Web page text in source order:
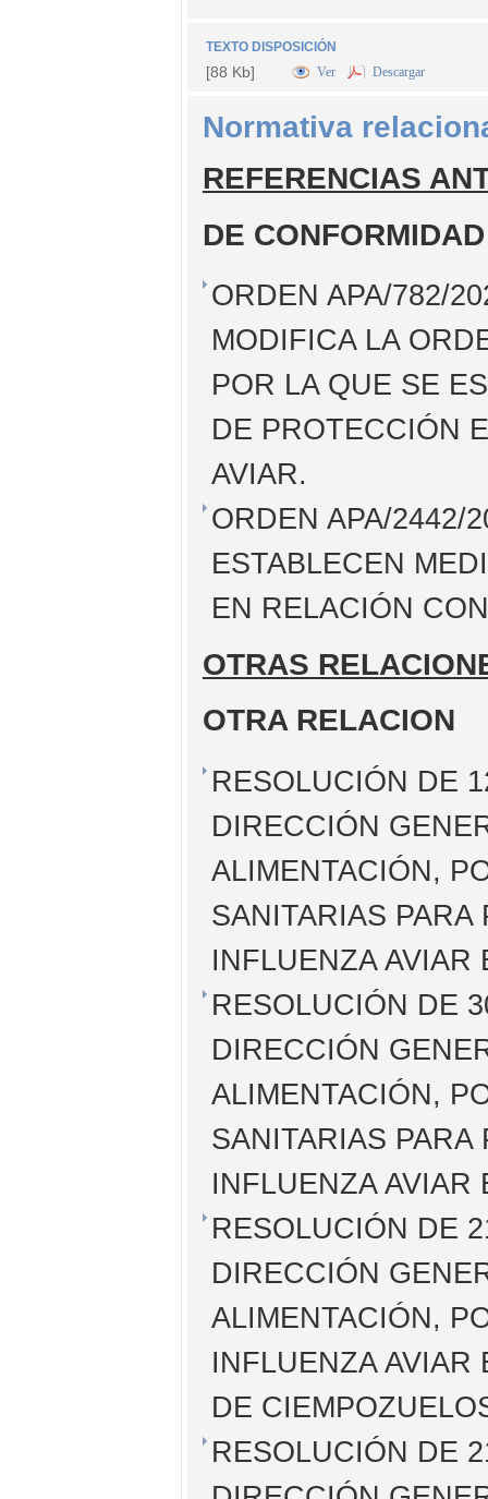
TEXTO DISPOSICIÓN
[88 Kb] Ver Descargar
Normativa
REFERENCIAS
DE
ORDEN APA/782/
MODIFICA LA
POR LA QUE SE
DE PROTECCIÓN
AVIAR.
ORDEN APA/2442/
ESTABLECEN
EN RELACIÓN
OTRAS
OTRA RELACION
RESOLUCIÓN DE
DIRECCIÓN
ALIMENTACIÓN,
SANITARIAS
INFLUENZA AVIAR
RESOLUCIÓN DE
DIRECCIÓN
ALIMENTACIÓN,
SANITARIAS
INFLUENZA AVIAR
RESOLUCIÓN DE
DIRECCIÓN
ALIMENTACIÓN,
INFLUENZA AVIAR
DE
RESOLUCIÓN DE